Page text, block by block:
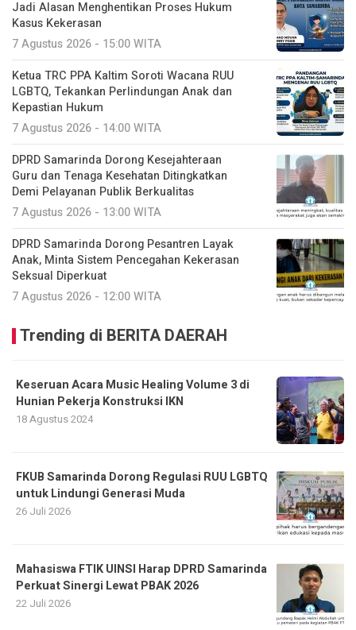
Jadi Alasan Menghentikan Proses Hukum
Kasus Kekerasan
7 Agustus 2026 - 15:00 WITA
Ketua TRC PPA Kaltim Soroti Wacana RUU
LGBTQ, Tekankan Perlindungan Anak dan
Kepastian Hukum
7 Agustus 2026 - 14:00 WITA
DPRD Samarinda Dorong Kesejahteraan
Guru dan Tenaga Kesehatan Ditingkatkan
Demi Pelayanan Publik Berkualitas
7 Agustus 2026 - 13:00 WITA
DPRD Samarinda Dorong Pesantren Layak
Anak, Minta Sistem Pencegahan Kekerasan
Seksual Diperkuat
7 Agustus 2026 - 12:00 WITA
Trending di BERITA DAERAH
Keseruan Acara Music Healing Volume 3 di
Hunian Pekerja Konstruksi IKN
18 Agustus 2024
FKUB Samarinda Dorong Regulasi RUU LGBTQ
untuk Lindungi Generasi Muda
26 Juli 2026
Mahasiswa FTIK UINSI Harap DPRD Samarinda
Perkuat Sinergi Lewat PBAK 2026
22 Juli 2026